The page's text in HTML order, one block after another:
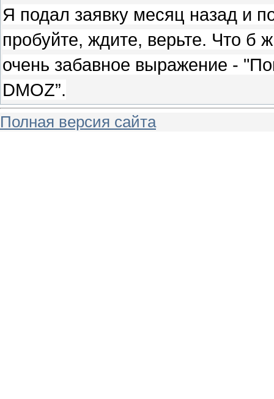
Я подал заявку месяц назад и
пробуйте, ждите, верьте. Что б
очень забавное выражение -
DMOZ”.
Полная версия сайта